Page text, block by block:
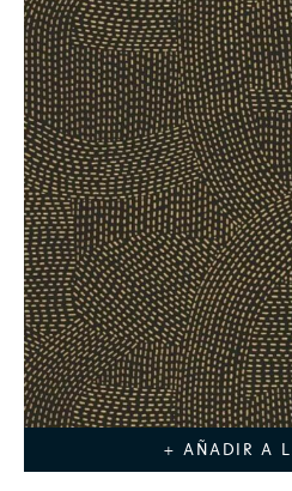
+ AÑADIR A